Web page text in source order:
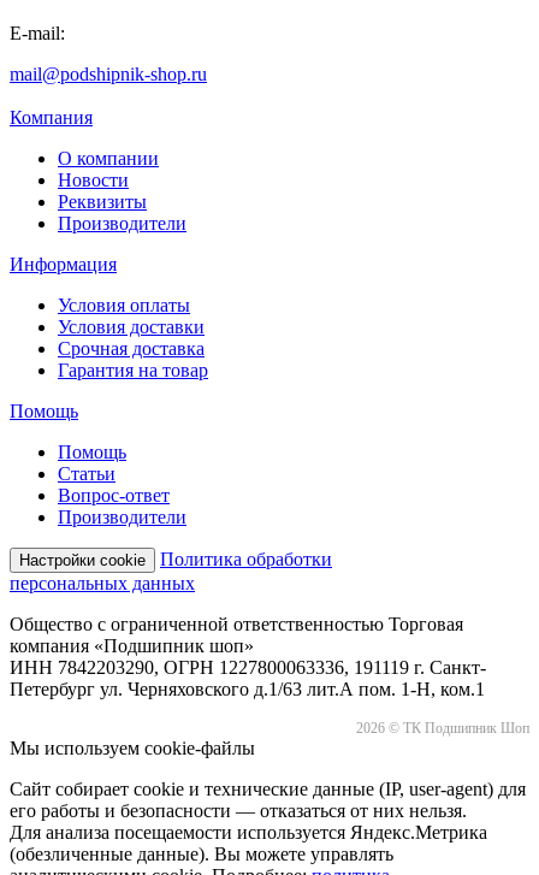
E-mail:
mail@podshipnik-shop.ru
Компания
О компании
Новости
Реквизиты
Производители
Информация
Условия оплаты
Условия доставки
Срочная доставка
Гарантия на товар
Помощь
Помощь
Статьи
Вопрос-ответ
Производители
Настройки cookie
Политика обработки
персональных данных
Общество с ограниченной ответственностью Торговая
компания «Подшипник шоп»
ИНН 7842203290, ОГРН 1227800063336, 191119 г. Санкт-
Петербург ул. Черняховского д.1/63 лит.А пом. 1-Н, ком.1
2026 © ТК Подшипник Шоп
Мы используем cookie-файлы
Сайт собирает cookie и технические данные (IP, user-agent) для
его работы и безопасности — отказаться от них нельзя.
Для анализа посещаемости используется Яндекс.Метрика
(обезличенные данные). Вы можете управлять